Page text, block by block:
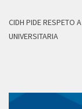
CIDH PIDE RESPETO
UNIVERSITARIA